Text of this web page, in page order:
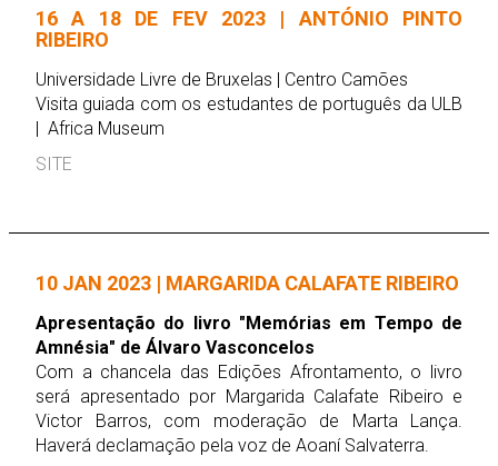
16 A 18 DE FEV 2023 | ANTÓNIO PINTO
RIBEIRO
Universidade Livre de Bruxelas | Centro Camões
Visita guiada com os estudantes de português da ULB
| Africa Museum
SITE
10 JAN 2023 | MARGARIDA CALAFATE RIBEIRO
Apresentação do livro "Memórias em Tempo de
Amnésia" de Álvaro Vasconcelos
Com a chancela das Edições Afrontamento, o livro
será apresentado por Margarida Calafate Ribeiro e
Victor Barros, com moderação de Marta Lança.
Haverá declamação pela voz de Aoaní Salvaterra.